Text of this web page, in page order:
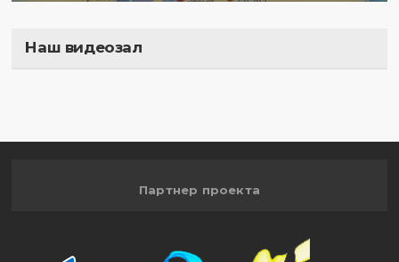
Наш видеозал
Партнер проекта